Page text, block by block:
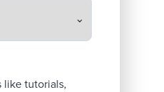
like tutorials,